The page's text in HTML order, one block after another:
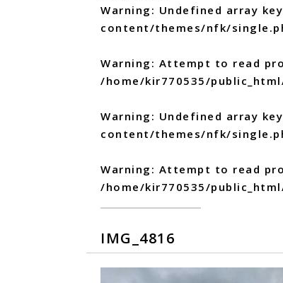
Warning : Undefined array
content/themes/nfk/
Warning : Attempt to read
/home/kir770535/
Warning : Undefined array
content/themes/nfk/
Warning : Attempt to read
/home/kir770535/
IMG_4816